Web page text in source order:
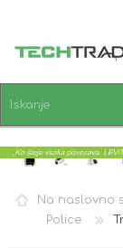
PRIJAVA
Na naslovno
Police